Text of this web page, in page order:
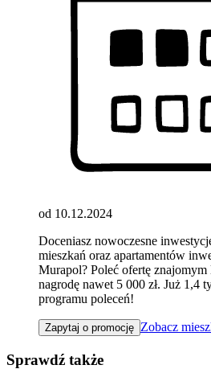
od 10.12.2024
Doceniasz nowoczesne
mieszkań oraz apartamentów
Murapol? Poleć ofertę
nagrodę nawet 5 000 zł. Już 1,4
programu poleceń!
Zapytaj o promocję Zobacz
Sprawdź także